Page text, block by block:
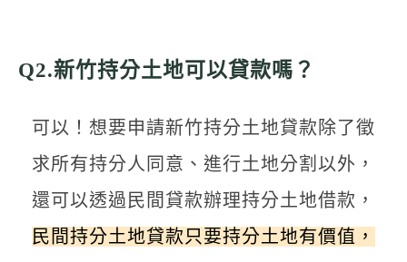
Q2.新竹持分土地可以貸款嗎？
可以！想要申請新竹持分土地貸款除了徵
求所有持分人同意、進行土地分割以外，
還可以透過民間貸款辦理持分土地借款，
民間持分土地貸款只要持分土地有價值，